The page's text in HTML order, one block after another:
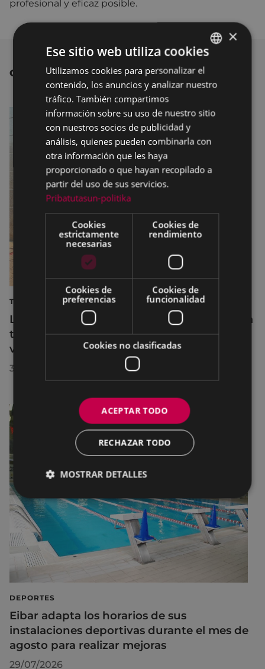
profesional y eficaz posible.
OTRAS NOTICIAS
TURISMO
La diputada Azahara Domínguez destaca la
transformación turística de Eibar en su
visita a la localidad
30/07/2026
DEPORTES
Eibar adapta los horarios de sus
instalaciones deportivas durante el mes de
agosto para realizar mejoras
29/07/2026
BASQUE
SPANISH
×
Ese sitio web utiliza cookies
Utilizamos cookies para personalizar el
contenido, los anuncios y analizar nuestro
tráfico. También compartimos
información sobre su uso de nuestro sitio
con nuestros socios de publicidad y
análisis, quienes pueden combinarla con
otra información que les haya
proporcionado o que hayan recopilado a
partir del uso de sus servicios.
Pribatutasun-politika
Cookies
estrictamente
necesarias
Cookies de
rendimiento
Cookies de
preferencias
Cookies de
funcionalidad
Cookies no clasificadas
ACEPTAR TODO
RECHAZAR TODO
MOSTRAR DETALLES